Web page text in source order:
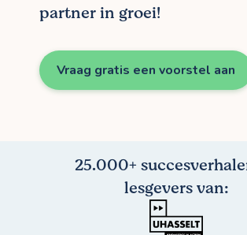
partner in groei!
Vraag gratis een voorstel aan
25.000+
lesgevers van: